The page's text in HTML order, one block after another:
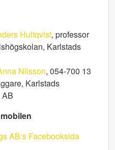
Hultqvist, professor
Karlstads
Nilsson, 054-700 13
Karlstads
AB:s Facebooksida